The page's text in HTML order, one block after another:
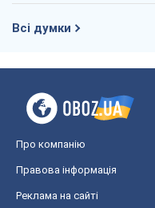
Всі думки
Про компанію
Правова інформація
Реклама на сайті